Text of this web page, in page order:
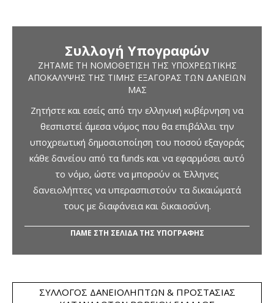
Συλλογή Υπογραφών
ΖΗΤΆΜΕ ΤΗ ΝΟΜΟΘΈΤΙΣΗ ΤΗΣ ΥΠΟΧΡΕΩΤΙΚΉΣ
ΑΠΟΚΆΛΥΨΗΣ ΤΗΣ ΤΙΜΉΣ ΕΞΑΓΟΡΆΣ ΤΩΝ ΔΑΝΕΊΩΝ
ΜΑΣ
Ζητήστε και εσείς από την ελληνική κυβέρνηση να
θεσπιστεί άμεσα νόμος που θα επιβάλλει την
υποχρεωτική δημοσιοποίηση του ποσού εξαγοράς
κάθε δανείου από τα funds και να εφαρμόσει αυτό
το νόμο, ώστε να μπορούν οι Έλληνες
δανειολήπτες να υπερασπιστούν τα δικαιώματά
τους με διαφάνεια και δικαιοσύνη.
ΠΑΜΕ ΣΤΗ ΣΕΛΙΔΑ ΤΗΣ ΥΠΟΓΡΑΦΗΣ
ΣΎΛΛΟΓΟΣ ΔΑΝΕΙΟΛΗΠΤΏΝ & ΠΡΟΣΤΑΣΊΑΣ